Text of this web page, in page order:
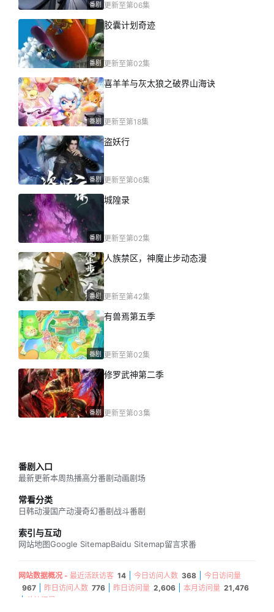
番剧 更新至第06集
番剧
胶囊计划奇迹
更新至第02集
番剧
喜羊羊与灰太狼之破界山海诀
更新至第18集
番剧
盗妖行
更新至第06集
番剧
城隍录
更新至第02集
番剧
人族禁区，神魔止步动态漫
更新至第42集
番剧
有兽焉第五季
更新至第02集
番剧
修罗武神第二季
更新至第03集
番剧入口
最新更新本周热播高分番剧动画剧场
常看分类
日韩动漫国产动漫奇幻番剧战斗番剧
索引与互动
网站地图Google SitemapBaidu Sitemap留言求番
网站数据概况 - 最近活跃访客 14 今日访问人数 368
今日访问量
967
昨日访问人数 776 昨日访问量 2,606 本月访问量 21,476
总访问量